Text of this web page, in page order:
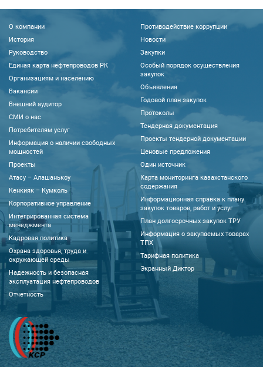
О компании
История
Руководство
Единая карта нефтепроводов РК
Организациям и населению
Вакансии
Внешний аудитор
CМИ о нас
Потребителям услуг
Информация о наличии свободных
мощностей
Проекты
Атасу – Алашанькоу
Кенкияк – Кумколь
Корпоративное управление
Интегрированная система
менеджмента
Кадровая политика
Охрана здоровья, труда и
окружающей среды
Надежность и безопасная
эксплуатация нефтепроводов
Отчетность
Противодействие коррупции
Новости
Закупки
Особый порядок осуществления
закупок
Объявления
Годовой план закупок
Протоколы
Тендерная документация
Проекты тендерной документации
Ценовые предложения
Один источник
Карта мониторинга казахстанского
содержания
Информационная справка к плану
закупок товаров, работ и услуг
План долгосрочных закупок ТРУ
Информация о закупаемых товарах
ТПХ
Тарифная политика
Экранный Диктор